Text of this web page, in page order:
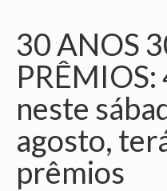
DIRETORIA
ESTATUTO
ATAS
LOCALIZAÇÃO
QUEM SOMOS
30 ANOS
neste
agosto,
prêmios